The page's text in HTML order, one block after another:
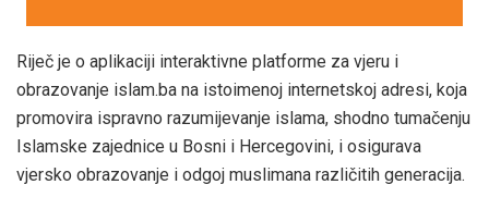
Riječ je o aplikaciji interaktivne platforme za vjeru i
obrazovanje islam.ba na istoimenoj internetskoj adresi, koja
promovira ispravno razumijevanje islama, shodno tumačenju
Islamske zajednice u Bosni i Hercegovini, i osigurava
vjersko obrazovanje i odgoj muslimana različitih generacija.